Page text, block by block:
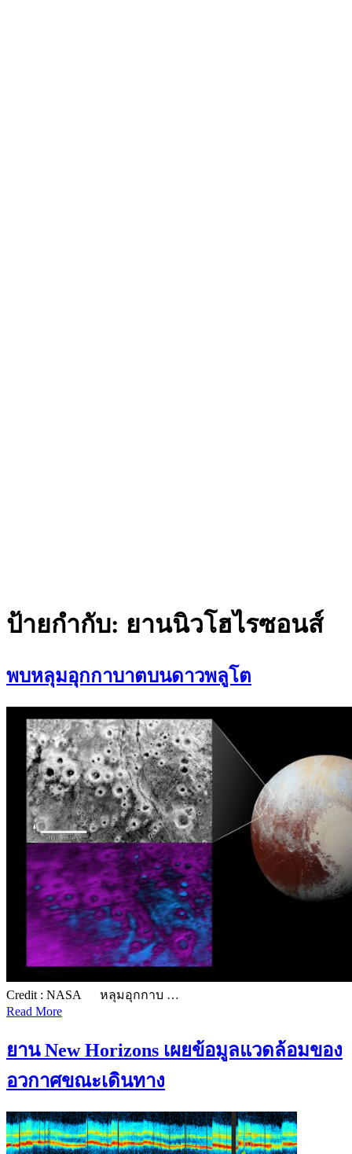
ป้ายกำกับ: ยานนิวโฮไรซอนส์
พบหลุมอุกกาบาตบนดาวพลูโต
Credit : NASA หลุมอุกกาบ …
Read More
ยาน New Horizons เผยข้อมูลแวดล้อมของ
อวกาศขณะเดินทาง